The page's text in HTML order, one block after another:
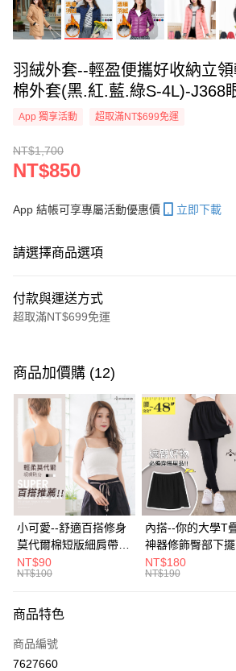
羽絨外套--輕盈便攜好收納立
棉外套(黑.紅.藍.綠S-4L)-J368
App 獨享活動 超取滿NT$699免運
NT$1,700
NT$850
App 結帳可享專屬活動優惠價 立即下載
請選擇商品選項
付款與運送方式
超取滿NT$699免運
信用卡一次付款
超商取貨付款
LINE Pay
Apple Pay
街口支付
悠遊付
Google Pay
全盈+PAY
大哥付你分期
【大哥付你分期使用說明】
1.本服務由台灣大哥大提供，台灣大哥大用戶可立
AFTEE先享後付
商品加價購 (12)
小可愛--舒適百搭修身
莫代爾棉短版細肩帶素
色背心(白.黑.灰L-2L)-
U582眼圈熊中大尺碼
NT$90
NT$100
內搭--你的大學T
神器修飾臀部下擺
內搭裙/遮臀裙(黑
6L)-Q155眼圈熊中
NT$180
NT$190
商品特色
商品編號
7627660